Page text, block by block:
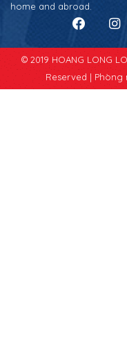
home and abroad.
© 2019 HOANG LONG
Reserved | Phòng